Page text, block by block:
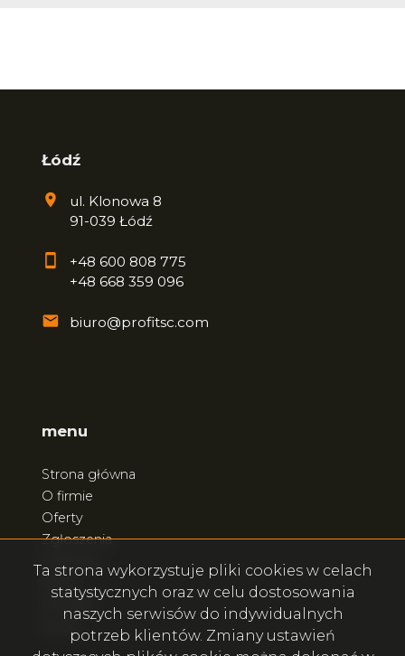
Łódź
ul. Klonowa 8
91-039 Łódź
+48 600 808 775
+48 668 359 096
biuro@profitsc.com
menu
Strona główna
O firmie
Oferty
Zgłoszenia
Kontakt
Ta strona wykorzystuje pliki cookies w celach
statystycznych oraz w celu dostosowania
naszych serwisów do indywidualnych
potrzeb klientów. Zmiany ustawień